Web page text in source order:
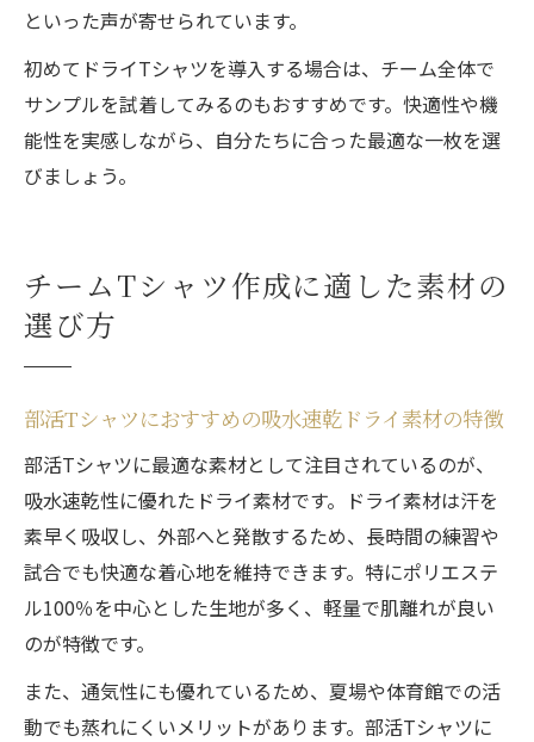
といった声が寄せられています。
初めてドライTシャツを導入する場合は、チーム全体で
サンプルを試着してみるのもおすすめです。快適性や機
能性を実感しながら、自分たちに合った最適な一枚を選
びましょう。
チームTシャツ作成に適した素材の
選び方
部活Tシャツにおすすめの吸水速乾ドライ素材の特徴
部活Tシャツに最適な素材として注目されているのが、
吸水速乾性に優れたドライ素材です。ドライ素材は汗を
素早く吸収し、外部へと発散するため、長時間の練習や
試合でも快適な着心地を維持できます。特にポリエステ
ル100％を中心とした生地が多く、軽量で肌離れが良い
のが特徴です。
また、通気性にも優れているため、夏場や体育館での活
動でも蒸れにくいメリットがあります。部活Tシャツに